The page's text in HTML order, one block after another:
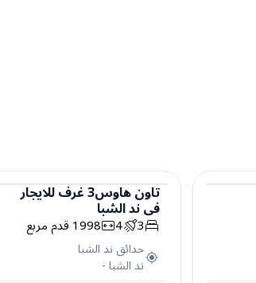
تاون هاوس
تاون هاوس3غرفللايجار
فيند الشبا
3
4
1998قدم مربع
حدائق ند الشبا
ند الشبا-